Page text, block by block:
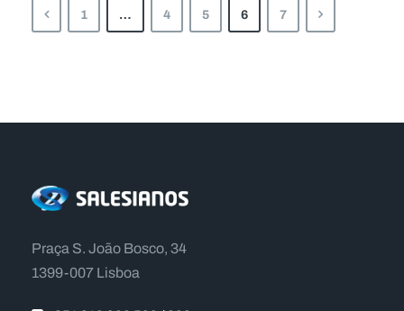
1 … 4 5 6 7
Praça S. João Bosco, 34
1399-007 Lisboa